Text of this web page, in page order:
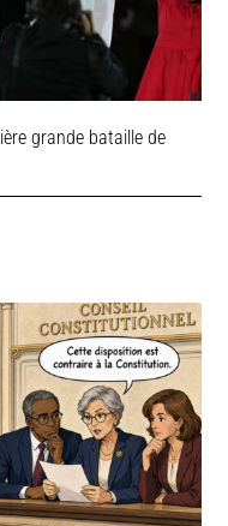
grande bataille de